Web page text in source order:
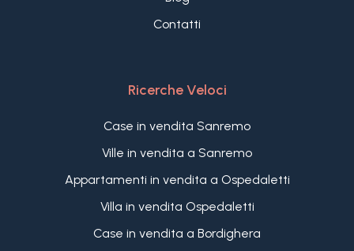
Contatti
Ricerche Veloci
Case in vendita Sanremo
Ville in vendita a Sanremo
Appartamenti in vendita a Ospedaletti
Villa in vendita Ospedaletti
Case in vendita a Bordighera